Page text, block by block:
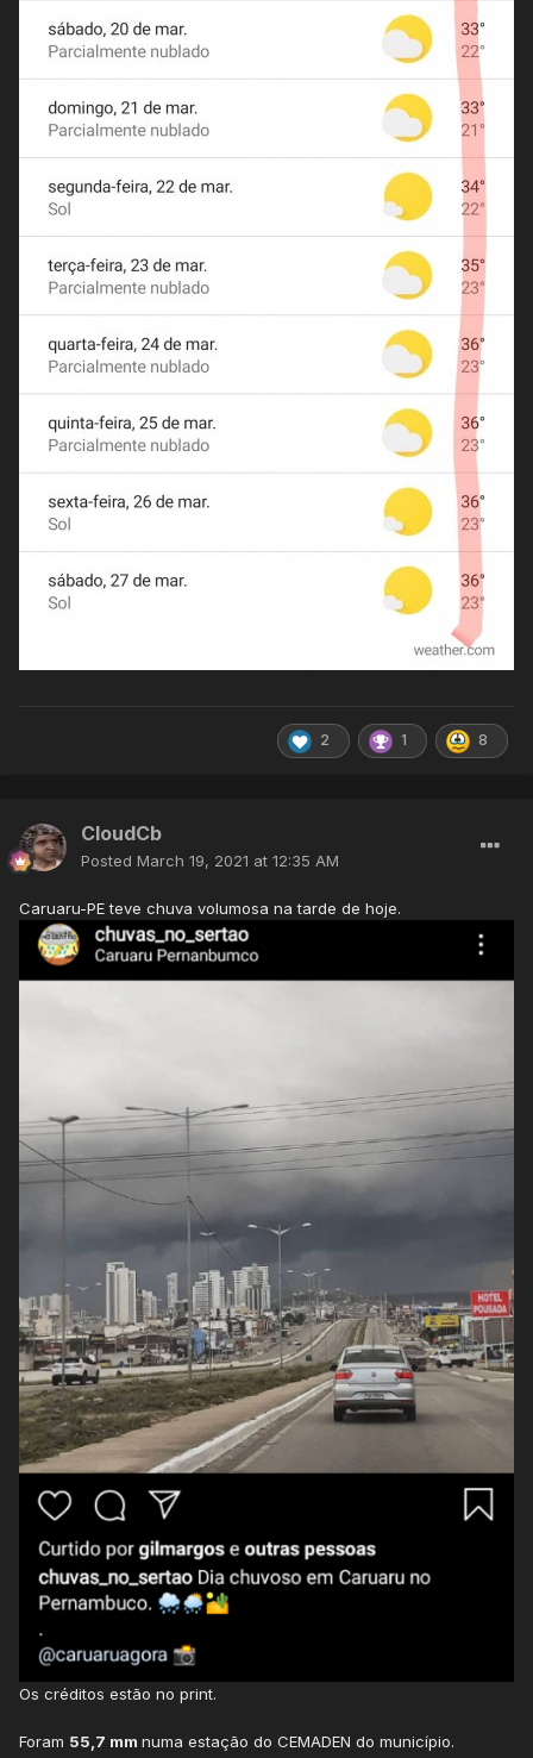
2 1 8
CloudCb
Posted March 19, 2021 at 12:35 AM
Caruaru-PE teve chuva volumosa na tarde de hoje.
Os créditos estão no print.
Foram 55,7 mm numa estação do CEMADEN do município.